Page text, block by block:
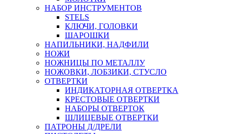
НАБОР ИНСТРУМЕНТОВ
STELS
КЛЮЧИ, ГОЛОВКИ
ШАРОШКИ
НАПИЛЬНИКИ, НАДФИЛИ
НОЖИ
НОЖНИЦЫ ПО МЕТАЛЛУ
НОЖОВКИ, ЛОБЗИКИ, СТУСЛО
ОТВЕРТКИ
ИНДИКАТОРНАЯ ОТВЕРТКА
КРЕСТОВЫЕ ОТВЕРТКИ
НАБОРЫ ОТВЕРТОК
ШЛИЦЕВЫЕ ОТВЕРТКИ
ПАТРОНЫ Д/ДРЕЛИ